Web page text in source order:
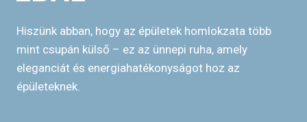
Hiszünk abban, hogy az épületek homlokzata több
mint csupán külső – ez az ünnepi ruha, amely
eleganciát és energiahatékonyságot hoz az
épületeknek.